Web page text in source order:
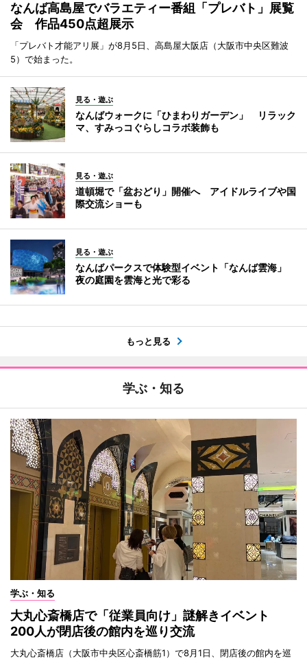
なんば高島屋でバラエティー番組「プレバト」展覧
会 作品450点超展示
「プレバト才能アリ展」が8月5日、高島屋大阪店（大阪市中央区難波
5）で始まった。
見る・遊ぶ
なんばウォークに「ひまわりガーデン」 リラック
マ、すみっコぐらしコラボ装飾も
見る・遊ぶ
道頓堀で「盆おどり」開催へ アイドルライブや国
際交流ショーも
見る・遊ぶ
なんばパークスで体験型イベント「なんば雲海」
夜の庭園を雲海と光で彩る
もっと見る
学ぶ・知る
学ぶ・知る
大丸心斎橋店で「従業員向け」謎解きイベント
200人が閉店後の館内を巡り交流
大丸心斎橋店（大阪市中央区心斎橋筋1）で8月1日、閉店後の館内を巡